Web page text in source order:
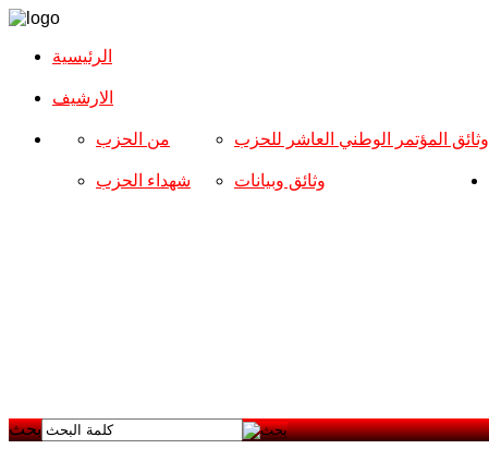
الرئيسية
الارشیف
من الحزب
شهداء الحزب
وثائق المؤتمر الوطني العاشر للحزب
وثائق وبيانات
بحث